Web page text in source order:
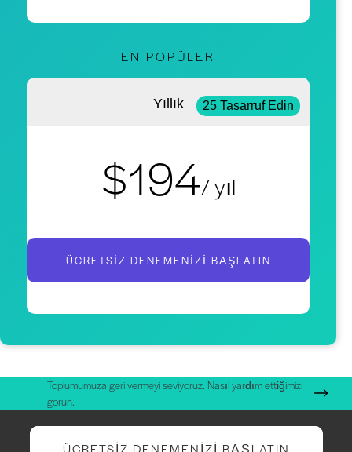
EN POPÜLER
Yıllık 25 Tasarruf Edin
$194/ yıl
ÜCRETSIZ DENEMENIZI BAŞLATIN
Toplumumuza geri vermeyi seviyoruz. Nasıl yardım ettiğimizi
görün.
ÜCRETSIZ DENEMENIZI BAŞLATIN